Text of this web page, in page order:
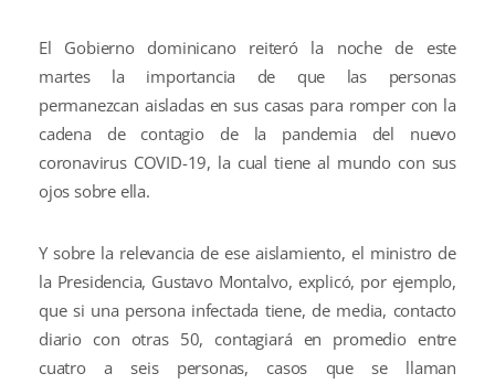
El Gobierno dominicano reiteró la noche de este
martes la importancia de que las personas
permanezcan aisladas en sus casas para romper con la
cadena de contagio de la pandemia del nuevo
coronavirus COVID-19, la cual tiene al mundo con sus
ojos sobre ella.
Y sobre la relevancia de ese aislamiento, el ministro de
la Presidencia, Gustavo Montalvo, explicó, por ejemplo,
que si una persona infectada tiene, de media, contacto
diario con otras 50, contagiará en promedio entre
cuatro a seis personas, casos que se llaman